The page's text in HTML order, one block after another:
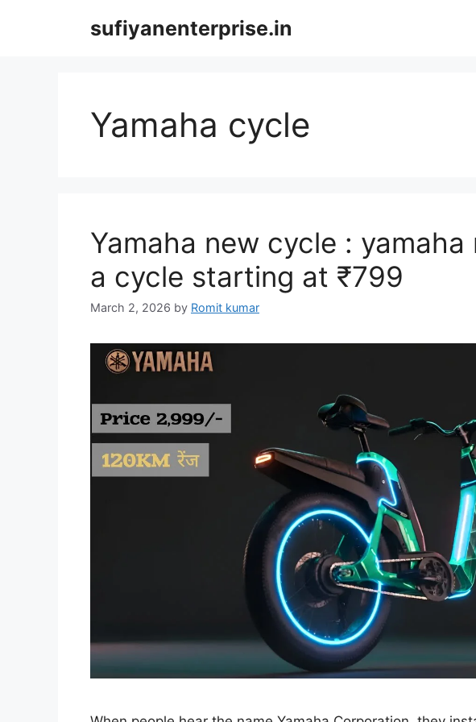
sufiyanenterprise.in
Yamaha cycle
Yamaha new cycle :
a cycle starting at ₹799
March 2, 2026 by Romit kumar